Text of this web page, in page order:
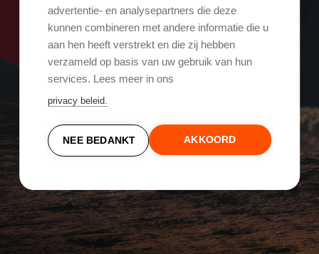
advertentie- en analysepartners die deze
kunnen combineren met andere informatie die u
aan hen heeft verstrekt en die zij hebben
verzameld op basis van uw gebruik van hun
services. Lees meer in ons
privacy beleid.
NEE BEDANKT AKKOORD